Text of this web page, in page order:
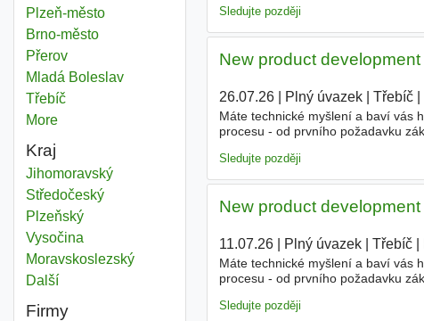
Vývoj výrobku
Plzeň-městoOkres
Vývoj výrobku
Brno-městoOkres
Vývoj výrobku
PřerovOkres
Vývoj výrobku
Mladá BoleslavOkres
Vývoj výrobku
TřebíčOkres
Moredistricts
Kraj
Vývoj výrobku
JihomoravskýKraj
Vývoj výrobku
StředočeskýKraj
Vývoj výrobku
PlzeňskýKraj
Vývoj výrobku
Vysočina
Vývoj výrobku
MoravskoslezskýKraj
Dalšíkraj
Firmy
Sledujte později
New product
26.07.26| Plný úvazek| Třebíč|
Máte technické myšlení a baví vás
procesu - od prvního požadavku
Sledujte později
New product
11.07.26| Plný úvazek| Třebíč|
Máte technické myšlení a baví vás
procesu - od prvního požadavku
Sledujte později